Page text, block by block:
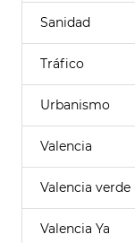
Sanidad
Tráfico
Urbanismo
Valencia
Valencia verde
Valencia Ya